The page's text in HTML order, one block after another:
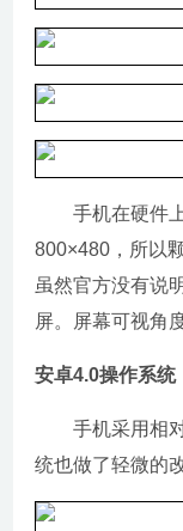
手机在硬件上
800×480，所以
虽然官方没有说
屏。屏幕可视角
安卓4.0操作系统
手机采用相对
统也做了轻微的